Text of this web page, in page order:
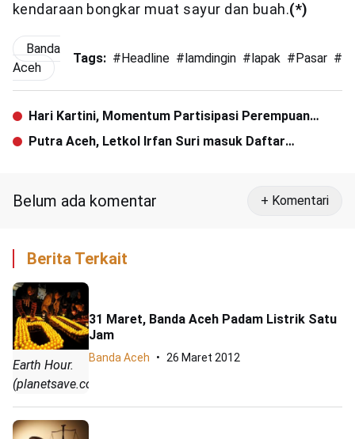
kendaraan bongkar muat sayur dan buah.(*)
Banda
Aceh
Tags: # Headline # lamdingin # lapak # Pasar #
Hari Kartini, Momentum Partisipasi Perempuan
untuk Perubahan
Putra Aceh, Letkol Irfan Suri masuk Daftar
Belum ada komentar + Komentari
Berita Terkait
Earth Hour.
(planetsave.com)
31 Maret, Banda Aceh Padam Listrik Satu
Jam
Banda Aceh 26 Maret 2012